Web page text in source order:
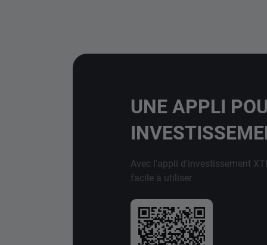
UNE APPLI
Avec l'appli d'investissement
facile à utiliser